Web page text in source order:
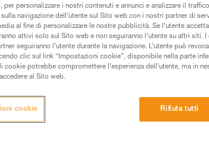
dei prodotti utilizzati in questo consiglio
dell’istruzione tecnica per poter capire
formazione ed un addestramento specifico.
di rifare la manovra, da soli, in piena
attività. Ne possono esistere altre che non
per personalizzare i nostri contenuti e annunci e analizzare il
navigazione dell’utente sul Sito web con i nostri partner di
al fine di personalizzare le nostre pubblicità. Se l’utente
attivi solo sul Sito web e non seguiranno l’utente su altri siti.
seguiranno l’utente durante la navigazione. L’utente può
clic sul link “Impostazioni cookie”, disponibile nella parte
cookie potrebbe compromettere l’esperienza dell’utente, ma in
al Sito web.
Rifiuta tutti
cookie